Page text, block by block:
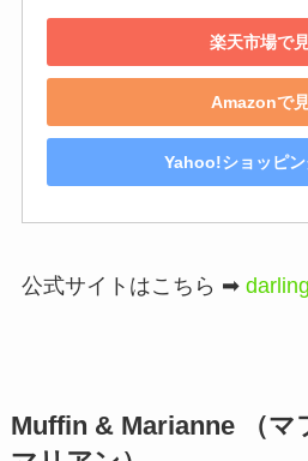
楽天市場で
Amazonで
Yahoo!ショッピン
公式サイトはこちら ➡︎
Muffin & Marianne （マ